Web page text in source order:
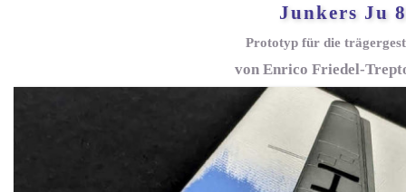
Junkers Ju
Prototyp für die
von Enrico Friedel-